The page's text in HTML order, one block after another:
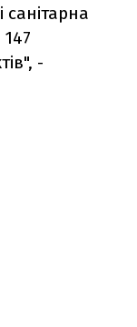
санітарна
-